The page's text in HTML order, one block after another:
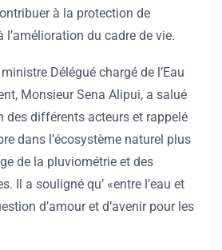
à la protection de
l’amélioration du cadre de vie.
Délégué chargé de l’Eau
Monsieur Sena Alipui, a salué
différents acteurs et rappelé
dans l’écosystème naturel plus
de la pluviométrie et des
Il a souligné qu’ «entre l’eau et
d’amour et d’avenir pour les